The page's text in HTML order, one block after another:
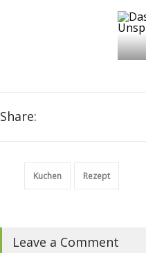
Share:
Kuchen Rezept
Leave a Comment